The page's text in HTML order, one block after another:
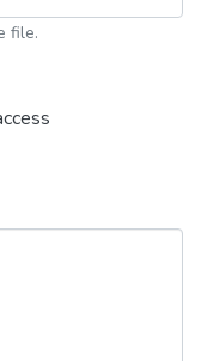
file.